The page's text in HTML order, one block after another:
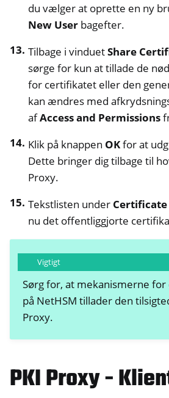
du vælger at oprette en ny
New User bagefter.
Tilbage i vinduetShare
sørge for kun at tillade de
for certifikatet eller den
kan ændres med
afAccess and Permissions
Klik på knappen OKfor at
Dette bringer dig tilbage til
Proxy.
Tekstlisten under
nu det offentliggjorte
Vigtigt
Sørg for, at mekanismerne
på NetHSM tillader den
Proxy.
PKI Proxy -